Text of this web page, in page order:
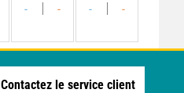
- - - -
Contactez le service client